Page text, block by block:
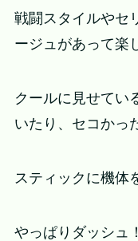
戦闘スタイルやセ
ージュがあって楽
クールに見せてい
いたり、セコかっ
スティックに機
やっぱりダッシュ